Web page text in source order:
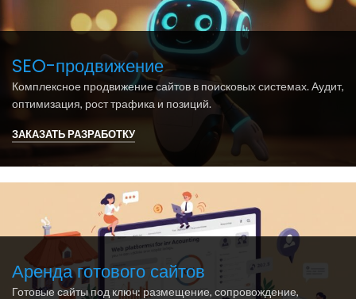
SEO-продвижение
Комплексное продвижение сайтов в поисковых системах. Аудит,
оптимизация, рост трафика и позиций.
ЗАКАЗАТЬ РАЗРАБОТКУ
Аренда готового сайтов
Готовые сайты под ключ: размещение, сопровождение,